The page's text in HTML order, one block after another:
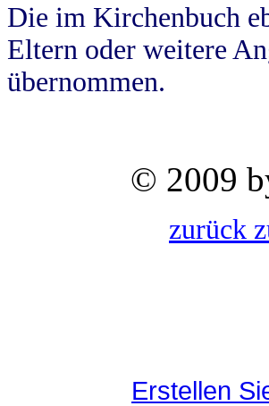
Die im Kirchenbuch
Eltern oder weitere
übernommen.
© 2009
zurück
Erstellen